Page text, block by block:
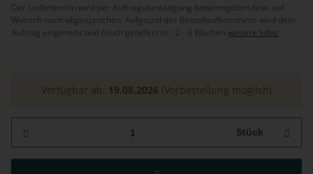
Der Liefertermin wird per Auftragsbestätigung bekanntgeben bzw. auf
Wunsch noch abgesprochen. Aufgrund des Bestellaufkommens wird dein
Auftrag eingereiht und frisch geliefert in: : 2 - 3 Wochen weitere Infos
Verfügbar ab: 19.08.2026 (Vorbestellung möglich)
Stück